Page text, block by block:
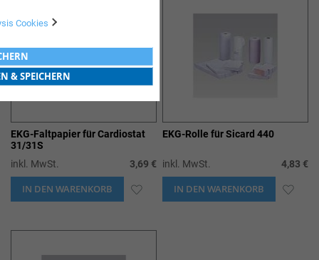
EKG-Faltpapier für Cardiostat
31/31S
inkl. MwSt.
3,69 €
IN DEN WARENKORB ZUR
EKG-Rolle für Sicard 440
inkl. MwSt. 4,83 €
IN DEN WARENKORB ZUR
Cookies
& SPEICHERN